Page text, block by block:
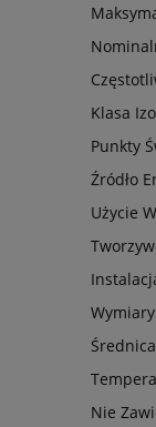
Klasa
Punkty
Źródło
Użycie
Wymiary
Średnica
Nie